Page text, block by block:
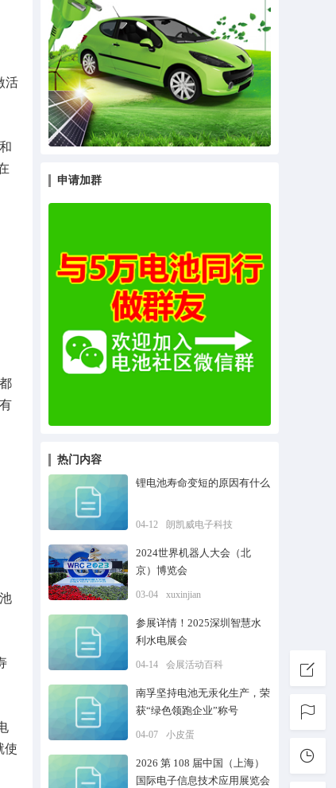
活
使
申请加群
热门内容
锂电池寿命变短的原因有什么
04-12 朗凯威电子科技
2024世界机器人大会（北
京）博览会
03-04 xuxinjian
参展详情！2025深圳智慧水
利水电展会
04-14 会展活动百科
南孚坚持电池无汞化生产，荣
获“绿色领跑企业”称号
04-07 小皮蛋
2026 第 108 届中国（上海）
国际电子信息技术应用展览会